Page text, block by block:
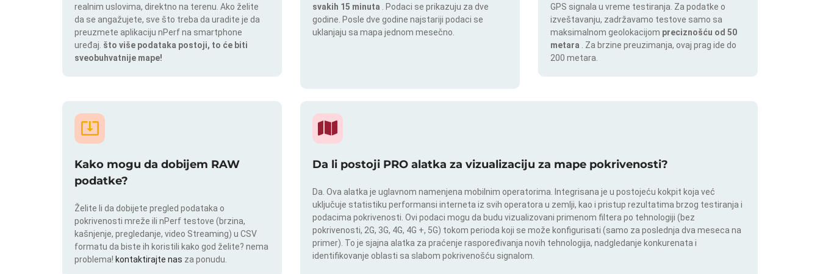
realnim uslovima, direktno na terenu. Ako želite
da se angažujete, sve što treba da uradite je da
preuzmete aplikaciju nPerf na smartphone
uređaj. što više podataka postoji, to će biti
sveobuhvatnije mape!
svakih 15 minuta
. Podaci se prikazuju za dve
godine. Posle dve godine najstariji podaci se
uklanjaju sa mapa jednom mesečno.
GPS signala u vreme testiranja. Za podatke o
izveštavanju, zadržavamo testove samo sa
maksimalnom geolokacijom preciznošću od 50
metara
. Za brzine preuzimanja, ovaj prag ide do
200 metara.
Kako mogu da dobijem RAW
podatke?
Želite li da dobijete pregled podataka o
pokrivenosti mreže ili nPerf testove (brzina,
kašnjenje, pregledanje, video Streaming) u CSV
formatu da biste ih koristili kako god želite? nema
problema! kontaktirajte nas za ponudu.
Da li postoji PRO alatka za vizualizaciju za mape pokrivenosti?
Da. Ova alatka je uglavnom namenjena mobilnim operatorima. Integrisana je u postojeću kokpit koja već
uključuje statistiku performansi interneta iz svih operatora u zemlji, kao i pristup rezultatima brzog testiranja i
podacima pokrivenosti. Ovi podaci mogu da budu vizualizovani primenom filtera po tehnologiji (bez
pokrivenosti, 2G, 3G, 4G, 4G +, 5G) tokom perioda koji se može konfigurisati (samo za poslednja dva meseca na
primer). To je sjajna alatka za praćenje raspoređivanja novih tehnologija, nadgledanje konkurenata i
identifikovanje oblasti sa slabom pokrivenošću signalom.